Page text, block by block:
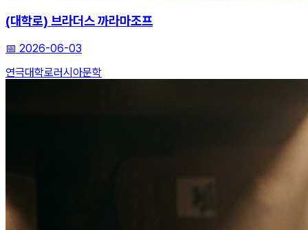
(대학로) 브라더스 까라마조프
📅 2026-06-03
연극대학로러시아문학